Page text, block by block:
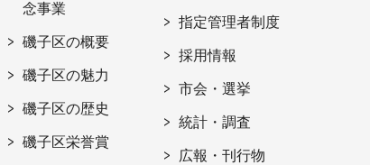
念事業
磯子区の概要
磯子区の魅力
磯子区の歴史
磯子区栄誉賞
指定管理者制度
採用情報
市会・選挙
統計・調査
広報・刊行物